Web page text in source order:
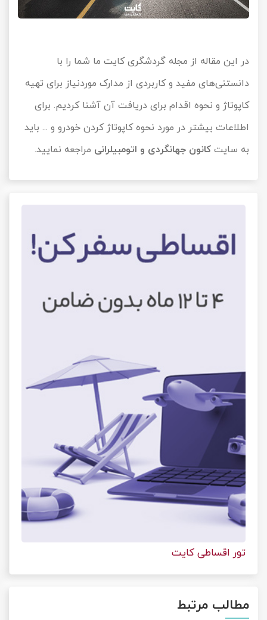
در این مقاله از مجله گردشگری کایت ما شما را با
دانستنی‌های مفید و کاربردی از مدارک موردنیاز برای تهیه
کاپوتاژ و نحوه اقدام برای دریافت آن آشنا کردیم. برای
اطلاعات بیشتر در مورد نحوه کاپوتاژ کردن خودرو و ... باید
به سایت کانون جهانگردی و اتومبیلرانی مراجعه نمایید.
تور اقساطی کایت
مطالب مرتبط